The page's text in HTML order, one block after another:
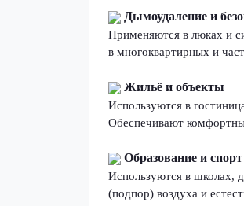
Дымоудаление и
Применяются в люках и
в многоквартирных и
Жильё и объекты
Используются в
Обеспечивают
Образование и спорт
Используются в школах,
(подпор) воздуха и